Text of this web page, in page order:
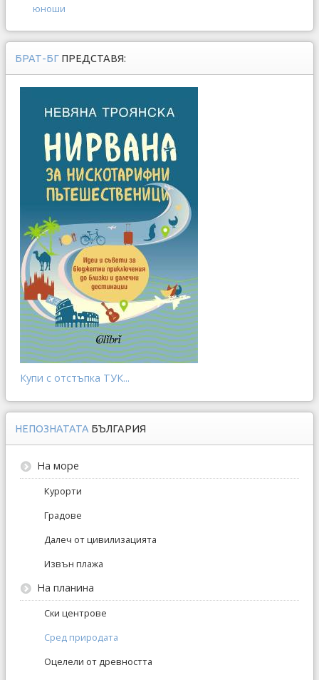
юноши
БРАТ-БГ ПРЕДСТАВЯ:
Купи с отстъпка ТУК...
НЕПОЗНАТАТА БЪЛГАРИЯ
На море
Курорти
Градове
Далеч от цивилизацията
Извън плажа
На планина
Ски центрове
Сред природата
Оцелели от древността